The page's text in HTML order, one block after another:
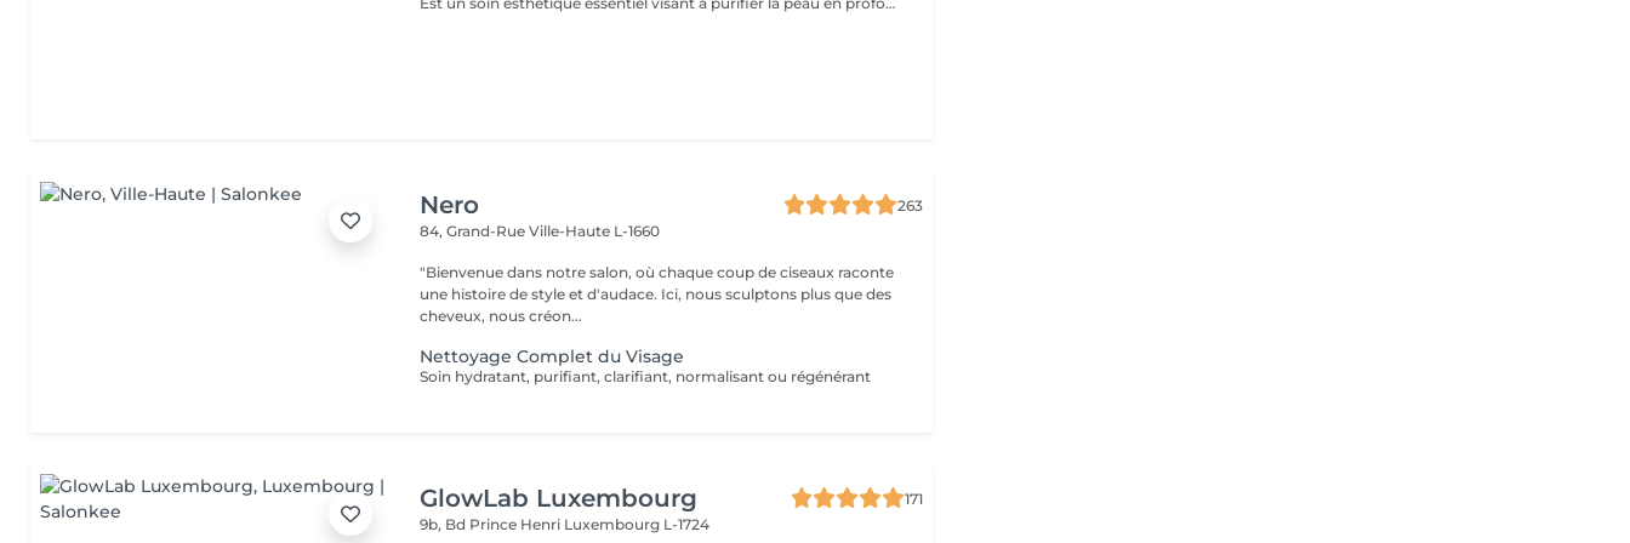
Nero
263
84, Grand-RueVille-Haute L-1660
"Bienvenue dans notre salon, où chaque coup de ciseaux raconte
une histoire de style et d'audace. Ici, nous sculptons plus que des
cheveux, nous créon...
Nettoyage Complet du Visage
Soin hydratant, purifiant, clarifiant, normalisant ou régénérant
GlowLab Luxembourg
171
9b, Bd Prince Henri Luxembourg L-1724